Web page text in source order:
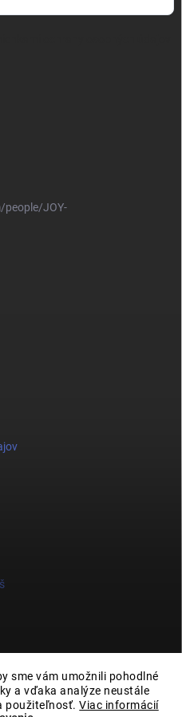
sme vám umožnili pohodlné
a vďaka analýze neustále
použiteľnosť.Viac informácií
JOY-